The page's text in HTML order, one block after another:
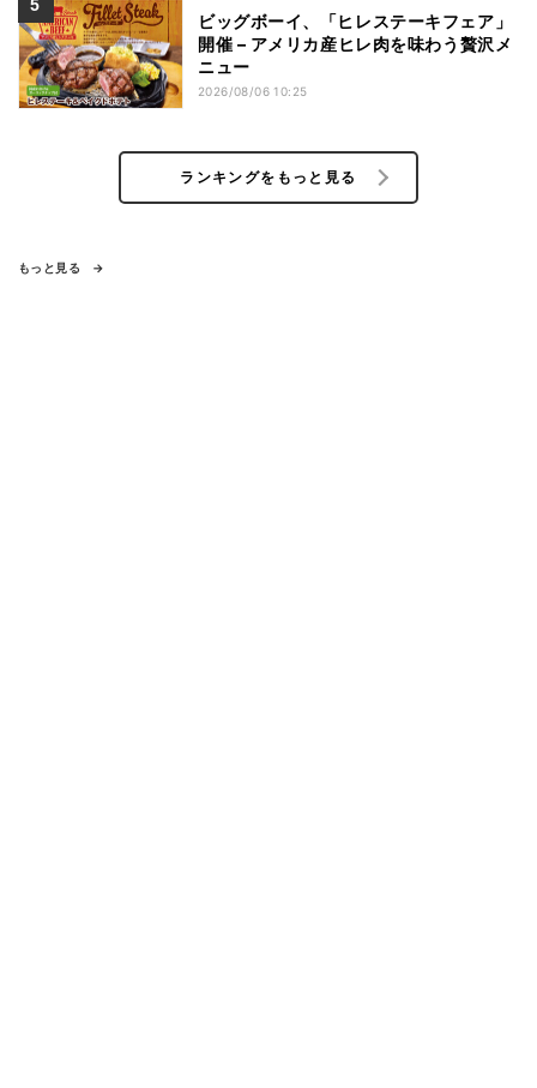
ビッグボーイ、「ヒレステーキフェア」
開催 – アメリカ産ヒレ肉を味わう贅沢メ
ニュー
2026/08/06 10:25
ランキングをもっと見る
もっと見る